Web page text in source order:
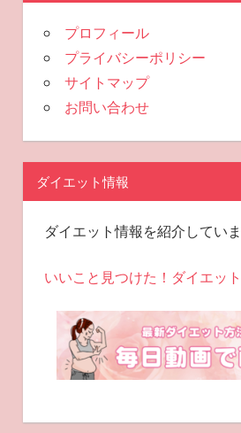
プロフィール
プライバシーポリシー
サイトマップ
お問い合わせ
ダイエット情報
ダイエット情報を紹介してい
いいこと見つけた！ダイエッ